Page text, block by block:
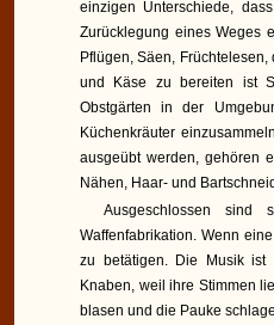
einzigen Unterschiede,
Zurücklegung eines Weges
Pflügen, Säen,
und Käse zu bereiten ist
Obstgärten in der
Küchenkräuter
ausgeübt werden, gehören
Nähen, Haar- und
Ausgeschlossen
Waffenfabrikation. Wenn
zu betätigen. Die Musik
Knaben, weil ihre Stimmen
blasen und die Pauke